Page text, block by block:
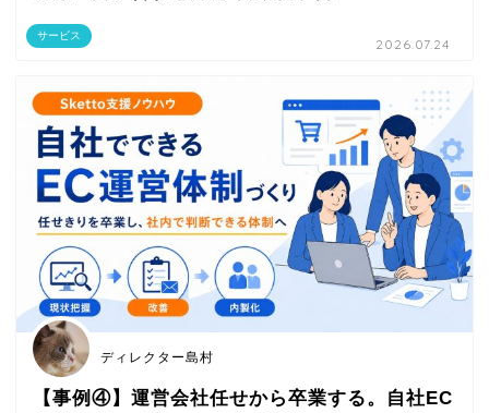
サービス
2026.07.24
ディレクター島村
【事例④】運営会社任せから卒業する。自社EC